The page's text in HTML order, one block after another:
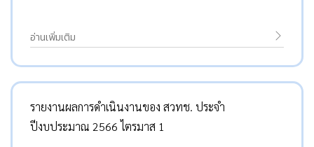
อ่านเพิ่มเติม
รายงานผลการดำเนินงานของ สวทช. ประจำ
ปีงบประมาณ 2566 ไตรมาส 1